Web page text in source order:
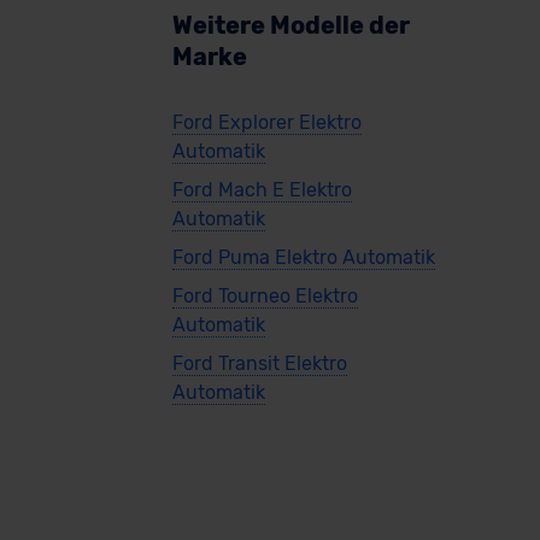
Weitere Modelle der
Marke
Ford Explorer Elektro
Automatik
Ford Mach E Elektro
Automatik
Ford Puma Elektro Automatik
Ford Tourneo Elektro
Automatik
Ford Transit Elektro
Automatik